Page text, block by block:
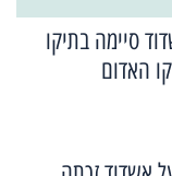
סיימה בתיקו